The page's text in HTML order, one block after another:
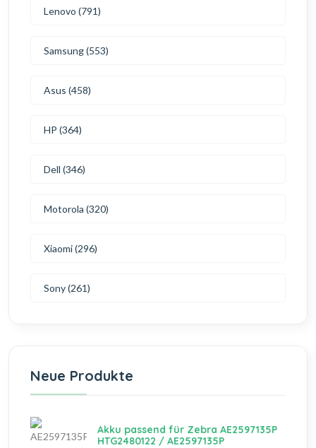
Lenovo (791)
Samsung (553)
Asus (458)
HP (364)
Dell (346)
Motorola (320)
Xiaomi (296)
Sony (261)
Neue Produkte
Akku passend für Zebra AE2597135P
HTG2480122 / AE2597135P